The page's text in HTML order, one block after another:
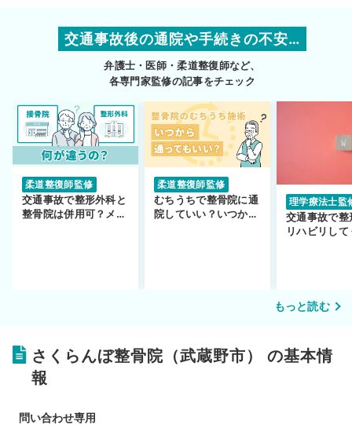
交通事故後の通院や手続きの不安…
弁護士・医師・柔道整復師など、
各専門家監修の記事をチェック
柔道整復師監修
交通事故で整形外科と
整骨院は併用可？メリ
柔道整復師監修
むちうちで整骨院に通
院していい？いつから
理学療法士監
交通事故で整
リハビリして
もっと読む
さくらんぼ整骨院（武蔵野市） の基本情
報
問い合わせ専用